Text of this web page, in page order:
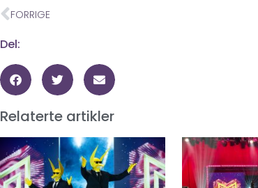
FORRIGE
Del:
Relaterte artikler